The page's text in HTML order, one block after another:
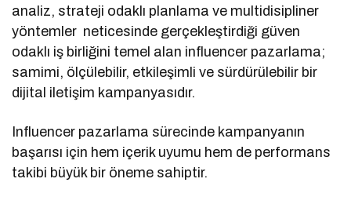
analiz, strateji odaklı planlama ve multidisipliner
yöntemler neticesinde gerçekleştirdiği güven
odaklı iş birliğini temel alan influencer pazarlama;
samimi, ölçülebilir, etkileşimli ve sürdürülebilir bir
dijital iletişim kampanyasıdır.
Influencer pazarlama sürecinde kampanyanın
başarısı için hem içerik uyumu hem de performans
takibi büyük bir öneme sahiptir.